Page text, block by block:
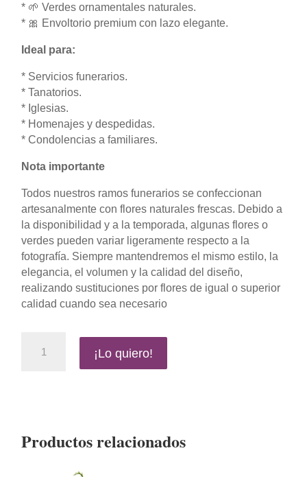
* 🌱 Verdes ornamentales naturales.
* 🎀 Envoltorio premium con lazo elegante.
Ideal para:
* Servicios funerarios.
* Tanatorios.
* Iglesias.
* Homenajes y despedidas.
* Condolencias a familiares.
Nota importante
Todos nuestros ramos funerarios se confeccionan
artesanalmente con flores naturales frescas. Debido a
la disponibilidad y a la temporada, algunas flores o
verdes pueden variar ligeramente respecto a la
fotografía. Siempre mantendremos el mismo estilo, la
elegancia, el volumen y la calidad del diseño,
realizando sustituciones por flores de igual o superior
calidad cuando sea necesario
Eterno
¡Lo quiero!
Productos relacionados